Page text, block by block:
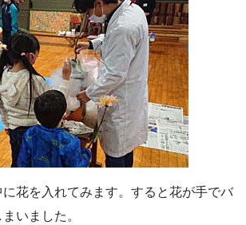
花を入れてみます。すると花が手でバ
いました。